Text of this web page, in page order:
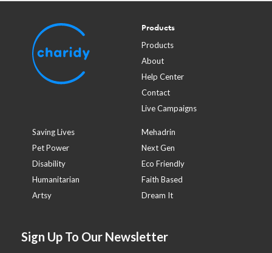
Products
Products
About
Help Center
Contact
Live Campaigns
Saving Lives
Mehadrin
Pet Power
Next Gen
Disability
Eco Friendly
Humanitarian
Faith Based
Artsy
Dream It
Sign Up To Our Newsletter